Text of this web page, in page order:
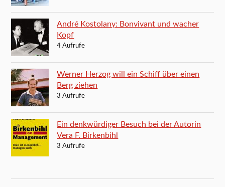
André Kostolany: Bonvivant und wacher
Kopf
4 Aufrufe
Werner Herzog will ein Schiff über einen
Berg ziehen
3 Aufrufe
Ein denkwürdiger Besuch bei der Autorin
Vera F. Birkenbihl
3 Aufrufe